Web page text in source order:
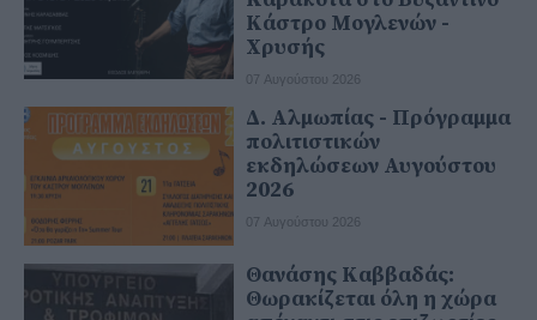
Κάστρο Μογλενών -
Χρυσής
07 Αυγούστου 2026
Δ. Αλμωπίας - Πρόγραμμα
πολιτιστικών
εκδηλώσεων Αυγούστου
2026
07 Αυγούστου 2026
Θανάσης Καββαδάς:
Θωρακίζεται όλη η χώρα